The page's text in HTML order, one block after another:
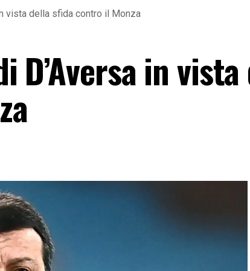
vista della sfida contro il Monza
D’Aversa in